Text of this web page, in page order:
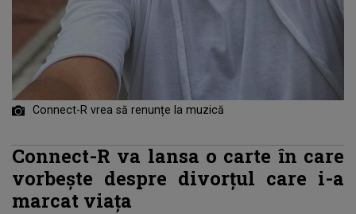
Connect-R vrea să renunțe la muzică
Connect-R va lansa o carte în care
vorbește despre divorțul care i-a
marcat viața